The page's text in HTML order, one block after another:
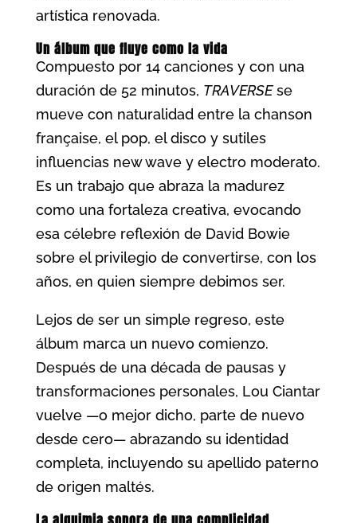
artística renovada.
Un álbum que fluye como la vida
Compuesto por 14 canciones y con una
duración de 52 minutos, TRAVERSEse
mueve con naturalidad entre la chanson
française, el pop, el disco y sutiles
influencias new wave y electro moderato.
Es un trabajo que abraza la madurez
como una fortaleza creativa, evocando
esa célebre reflexión de David Bowie
sobre el privilegio de convertirse, con los
años, en quien siempre debimos ser.
Lejos de ser un simple regreso, este
álbum marca un nuevo comienzo.
Después de una década de pausas y
transformaciones personales, Lou Ciantar
vuelve —o mejor dicho, parte de nuevo
desde cero— abrazando su identidad
completa, incluyendo su apellido paterno
de origen maltés.